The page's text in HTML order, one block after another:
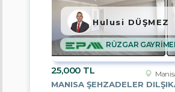
25,000 TL
RÜZGAR
Hulusi DÜŞMEZ